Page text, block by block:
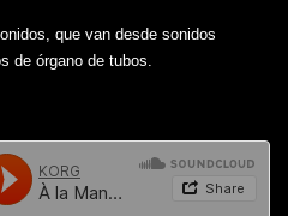
que van desde sonidos
de órgano de tubos.